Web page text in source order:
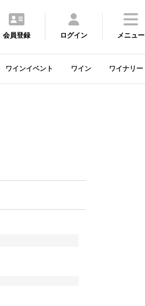
会員登録 ログイン メニュー
ワインイベント ワイン ワイナリー